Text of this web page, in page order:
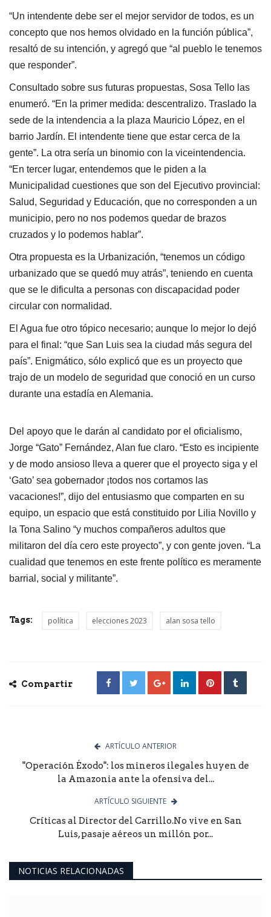
“Un intendente debe ser el mejor servidor de todos, es un
concepto que nos hemos olvidado en la función pública”,
resaltó de su intención, y agregó que “al pueblo le tenemos
que responder”.
Consultado sobre sus futuras propuestas, Sosa Tello las
enumeró. “En la primer medida: descentralizo. Traslado la
sede de la intendencia a la plaza Mauricio López, en el
barrio Jardín. El intendente tiene que estar cerca de la
gente”. La otra sería un binomio con la viceintendencia.
“En tercer lugar, entendemos que le piden a la
Municipalidad cuestiones que son del Ejecutivo provincial:
Salud, Seguridad y Educación, que no corresponden a un
municipio, pero no nos podemos quedar de brazos
cruzados y lo podemos hablar”.
Otra propuesta es la Urbanización, “tenemos un código
urbanizado que se quedó muy atrás”, teniendo en cuenta
que se le dificulta a personas con discapacidad poder
circular con normalidad.
El Agua fue otro tópico necesario; aunque lo mejor lo dejó
para el final: “que San Luis sea la ciudad más segura del
país”. Enigmático, sólo explicó que es un proyecto que
trajo de un modelo de seguridad que conoció en un curso
durante una estadía en Alemania.
Del apoyo que le darán al candidato por el oficialismo,
Jorge “Gato” Fernández, Alan fue claro. “Esto es incipiente
y de modo ansioso lleva a querer que el proyecto siga y el
‘Gato’ sea gobernador ¡todos nos cortamos las
vacaciones!”, dijo del entusiasmo que comparten en su
equipo, un espacio que está constituido por Lilia Novillo y
la Tona Salino “y muchos compañeros adultos que
militaron del día cero este proyecto”, y con gente joven. “La
cualidad que tenemos en este frente político es meramente
barrial, social y militante”.
Tags: política elecciones 2023 alan sosa tello
Compartir
ARTÍCULO ANTERIOR
"Operación Éxodo": los mineros ilegales huyen de
la Amazonia ante la ofensiva del...
ARTÍCULO SIGUIENTE
Críticas al Director del Carrillo.No vive en San
Luis, pasaje aéreos un millón por...
NOTICIAS RELACIONADAS